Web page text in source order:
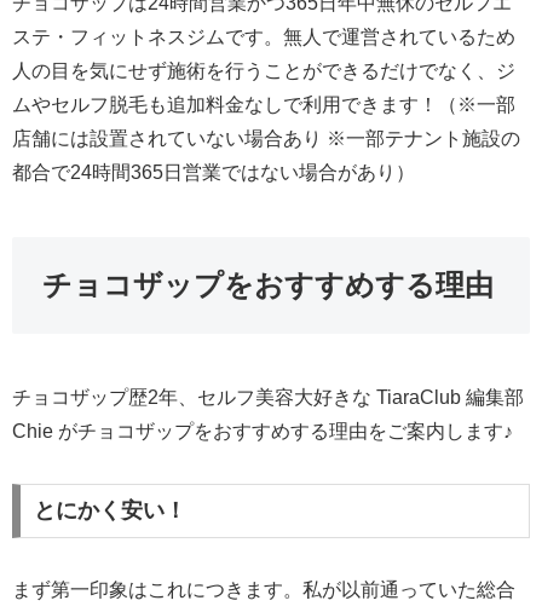
ステ・フィットネスジムです。無人で運営されているため
人の目を気にせず施術を行うことができるだけでなく、ジ
ムやセルフ脱毛も追加料金なしで利用できます！（※一部
店舗には設置されていない場合あり ※一部テナント施設の
都合で24時間365日営業ではない場合があり）
チョコザップをおすすめする理由
チョコザップ歴2年、セルフ美容大好きな TiaraClub 編集部
Chie がチョコザップをおすすめする理由をご案内します♪
とにかく安い！
まず第一印象はこれにつきます。私が以前通っていた総合